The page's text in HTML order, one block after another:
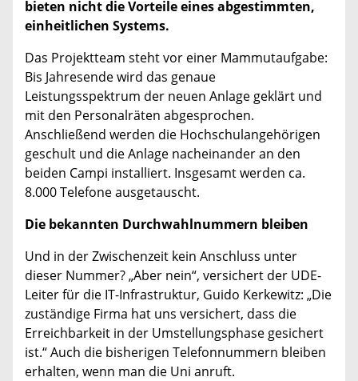
bieten nicht die Vorteile eines abgestimmten,
einheitlichen Systems.
Das Projektteam steht vor einer Mammutaufgabe:
Bis Jahresende wird das genaue
Leistungsspektrum der neuen Anlage geklärt und
mit den Personalräten abgesprochen.
Anschließend werden die Hochschulangehörigen
geschult und die Anlage nacheinander an den
beiden Campi installiert. Insgesamt werden ca.
8.000 Telefone ausgetauscht.
Die bekannten Durchwahlnummern bleiben
Und in der Zwischenzeit kein Anschluss unter
dieser Nummer? „Aber nein“, versichert der UDE-
Leiter für die IT-Infrastruktur, Guido Kerkewitz: „Die
zuständige Firma hat uns versichert, dass die
Erreichbarkeit in der Umstellungsphase gesichert
ist.“ Auch die bisherigen Telefonnummern bleiben
erhalten, wenn man die Uni anruft.